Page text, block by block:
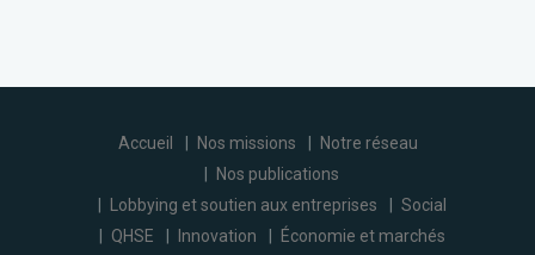
Accueil Nos missions
Notre réseau
Nos publications
Lobbying et soutien aux entreprises
Social
QHSE
Innovation Économie et marchés